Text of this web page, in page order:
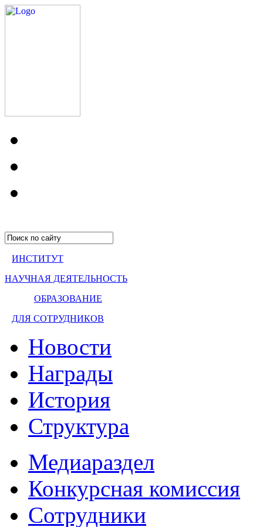
ИНСТИТУТ
НАУЧНАЯ ДЕЯТЕЛЬНОСТЬ
ОБРАЗОВАНИЕ
ДЛЯ СОТРУДНИКОВ
Новости
Награды
История
Структура
Медиараздел
Конкурсная комиссия
Сотрудники